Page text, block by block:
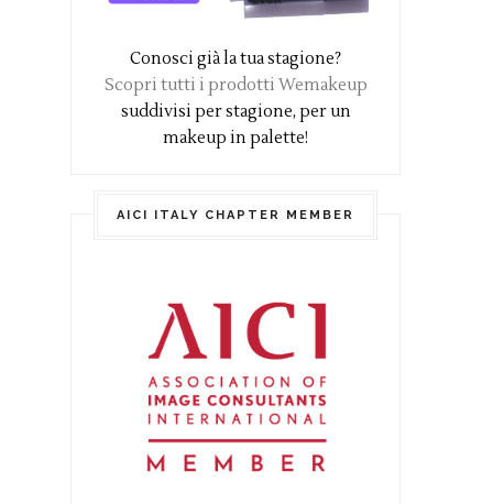
Conosci già la tua stagione?
Scopri tutti i prodotti Wemakeup
suddivisi per stagione, per un
makeup in palette!
AICI ITALY CHAPTER MEMBER